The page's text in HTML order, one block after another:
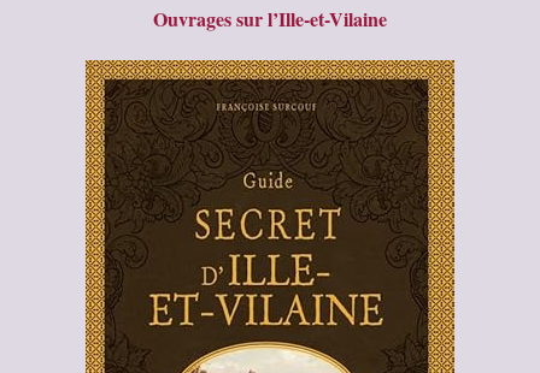
Ouvrages sur l’Ille-et-Vilaine